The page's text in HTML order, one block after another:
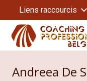
Liens raccourcis
Andreea De